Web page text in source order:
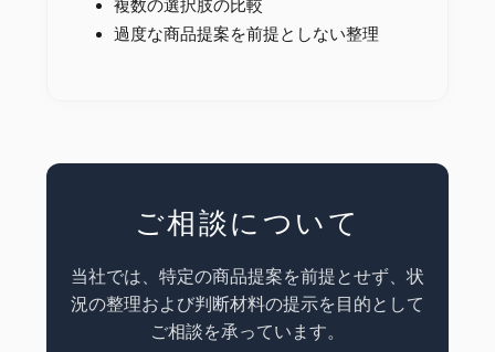
複数の選択肢の比較
過度な商品提案を前提としない整理
ご相談について
当社では、特定の商品提案を前提とせず、状
況の整理および判断材料の提示を目的として
ご相談を承っています。